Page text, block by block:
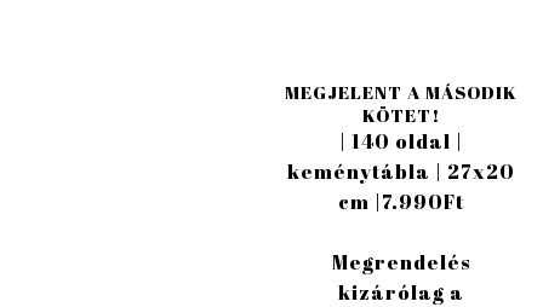
MEGJELENT A MÁSODIK
KÖTET!
| 140 oldal |
keménytábla | 27x20
cm |7.990Ft
Megrendelés
kizárólag a